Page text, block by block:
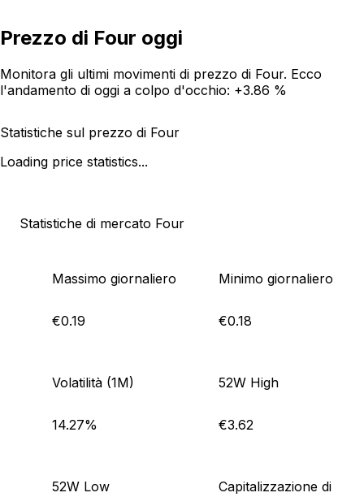
Prezzo di Four oggi
Monitora gli ultimi movimenti di prezzo di Four. Ecco
l'andamento di oggi a colpo d'occhio: +3.86 %
Statistiche sul prezzo di Four
Loading price statistics...
Statistiche di mercato Four
Massimo giornaliero
€0.19
Minimo giornaliero
€0.18
Volatilità (1M)
14.27%
52W High
€3.62
52W Low
Capitalizzazione di